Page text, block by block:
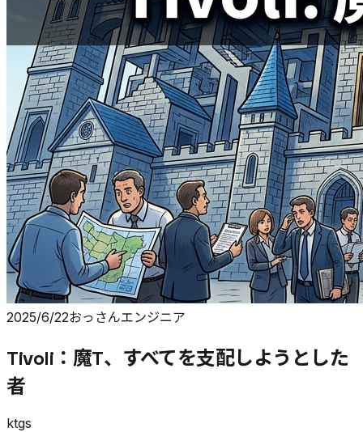
2025/6/22おっさんエンジニア
Tivoli：魔T、すべてを支配しようとした
者
ktgs